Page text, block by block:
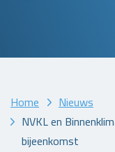
Home
Nieuws
NVKL en
bijeenkomst